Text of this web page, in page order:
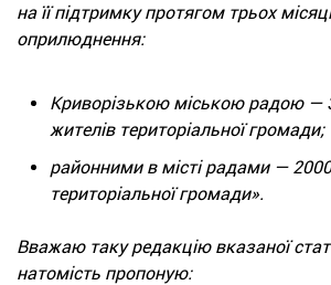
на її підтримку протягом трьох
оприлюднення:
Криворізькою міською радою —
жителів територіальної громади;
районними в місті радами — 2000
територіальної громади».
Вважаю таку редакцію вказаної
натомість пропоную: